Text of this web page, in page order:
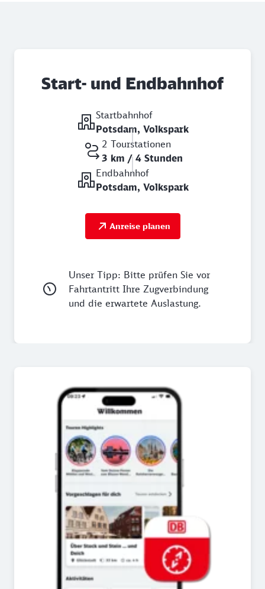
Start- und Endbahnhof
Startbahnhof
Potsdam, Volkspark
2 Tourstationen
3 km / 4 Stunden
Endbahnhof
Potsdam, Volkspark
Anreise planen
Unser Tipp: Bitte prüfen Sie vor
Fahrtantritt Ihre Zugverbindung
und die erwartete Auslastung.